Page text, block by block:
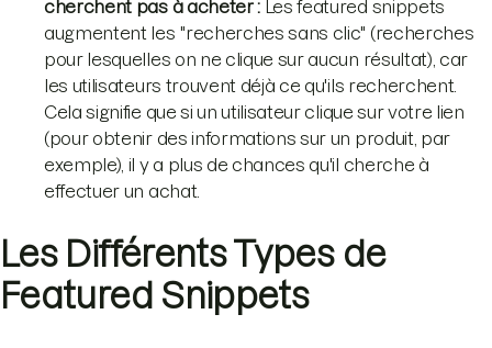
cherchent pas à acheter :
Les featured snippets
augmentent les "recherches sans clic" (recherches
pour lesquelles on ne clique sur aucun résultat), car
les utilisateurs trouvent déjà ce qu'ils recherchent.
Cela signifie que si un utilisateur clique sur votre lien
(pour obtenir des informations sur un produit, par
exemple), il y a plus de chances qu'il cherche à
effectuer un achat.
Les Différents Types de
Featured Snippets